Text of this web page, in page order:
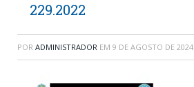
229.2022
POR ADMINISTRADOR EM 9 DE AGOSTO DE 2024